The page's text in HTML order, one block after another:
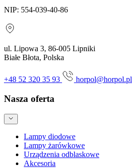
NIP: 554-039-40-86
ul. Lipowa 3, 86-005 Lipniki
Białe Błota, Polska
+48 52 320 35 93 horpol@horpol.pl
Nasza oferta
Lampy diodowe
Lampy żarówkowe
Urządzenia odblaskowe
Akcesoria